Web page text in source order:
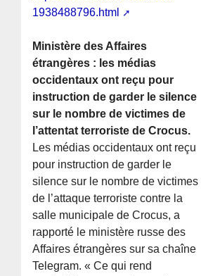
1938488796.html
Ministère des Affaires
étrangères : les médias
occidentaux ont reçu pour
instruction de garder le silence
sur le nombre de victimes de
l’attentat terroriste de Crocus.
Les médias occidentaux ont reçu
pour instruction de garder le
silence sur le nombre de victimes
de l’attaque terroriste contre la
salle municipale de Crocus, a
rapporté le ministère russe des
Affaires étrangères sur sa chaîne
Telegram. « Ce qui rend